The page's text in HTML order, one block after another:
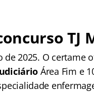
TJ
2025. O certame
Área Fim e